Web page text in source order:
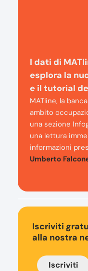
I dati di
esplora la
e il tutorial
MATline, la
ambito
una sezione
una lettura
informazioni
Umberto
Iscriviti
alla nostra
Iscriviti